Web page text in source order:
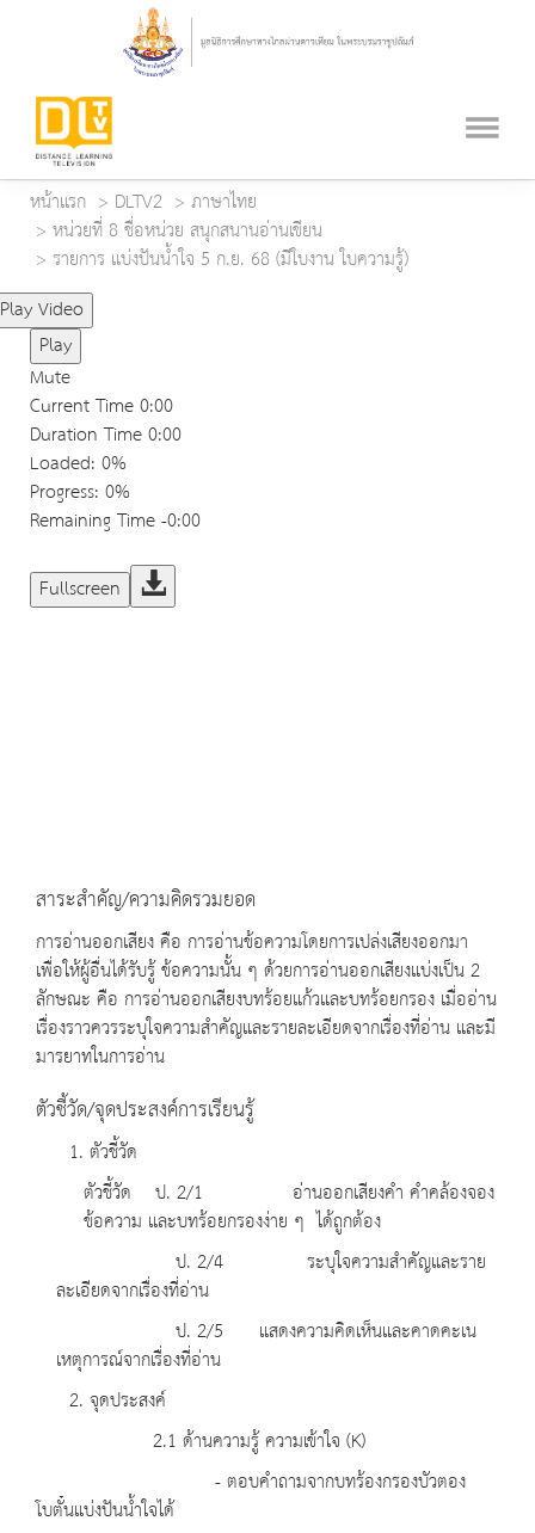
หน้าแรก DLTV2
ภาษาไทย
หน่วยที่ 8 ชื่อหน่วย สนุกสนานอ่านเขียน
รายการ แบ่งปันน้ำใจ 5 ก.ย. 68 (มีใบงาน ใบความรู้)
Play Video
Play
Mute
Current Time0:00
Duration Time0:00
Loaded: 0%
Progress: 0%
Remaining Time-0:00
Fullscreen
สาระสำคัญ/ความคิดรวมยอด
การอ่านออกเสียง คือ การอ่านข้อความโดยการเปล่งเสียงออกมา
เพื่อให้ผู้อื่นได้รับรู้ ข้อความนั้น ๆ ด้วยการอ่านออกเสียงแบ่งเป็น 2
ลักษณะ คือ การอ่านออกเสียงบทร้อยแก้วและบทร้อยกรอง เมื่ออ่าน
เรื่องราวควรระบุใจความสำคัญและรายละเอียดจากเรื่องที่อ่าน และมี
มารยาทในการอ่าน
ตัวชี้วัด/จุดประสงค์การเรียนรู้
1. ตัวชี้วัด
ตัวชี้วัด ป. 2/1 อ่านออกเสียงคำ คำคล้องจอง
ข้อความ และบทร้อยกรองง่าย ๆ ได้ถูกต้อง
ป. 2/4 ระบุใจความสำคัญและราย
ละเอียดจากเรื่องที่อ่าน
ป. 2/5 แสดงความคิดเห็นและคาดคะเน
เหตุการณ์จากเรื่องที่อ่าน
2. จุดประสงค์
2.1 ด้านความรู้ ความเข้าใจ (K)
- ตอบคำถามจากบทร้องกรองบัวตอง
โบตั๋นแบ่งปันน้ำใจได้